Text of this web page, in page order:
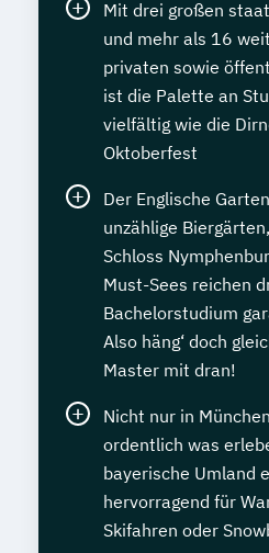
Mit drei großen
und mehr als 16
privaten sowie
ist die Palette an
vielfältig wie die
Oktoberfest
Der Englische
unzählige
Schloss
Must-Sees reichen
Bachelorstudium
Also häng‘ doch
Master mit dran!
Nicht nur in
ordentlich was
bayerische Umland
hervorragend für
Skifahren oder